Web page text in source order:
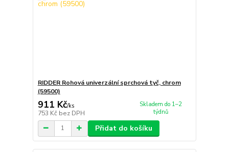
RIDDER Rohová univerzální sprchová tyč, chrom
(59500)
911 Kč/ks
753 Kč bez DPH
Skladem do 1–2
týdnů
Přidat do košíku